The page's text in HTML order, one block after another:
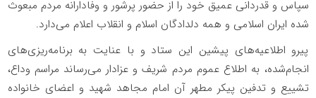
سپاس و قدردانی عمیق خود را از حضور پرشور و وفادارانه مردم مبعوث
شده ایران اسلامی و همه دلدادگان اسلام و انقلاب اعلام می‌دارد.
پیرو اطلاعیه‌های پیشین این ستاد و با عنایت به برنامه‌ریزی‌های
انجام‌شده، به اطلاع عموم مردم شریف و عزادار می‌رساند مراسم وداع،
تشییع و تدفین پیکر مطهر آن امام مجاهد شهید و اعضای خانواده